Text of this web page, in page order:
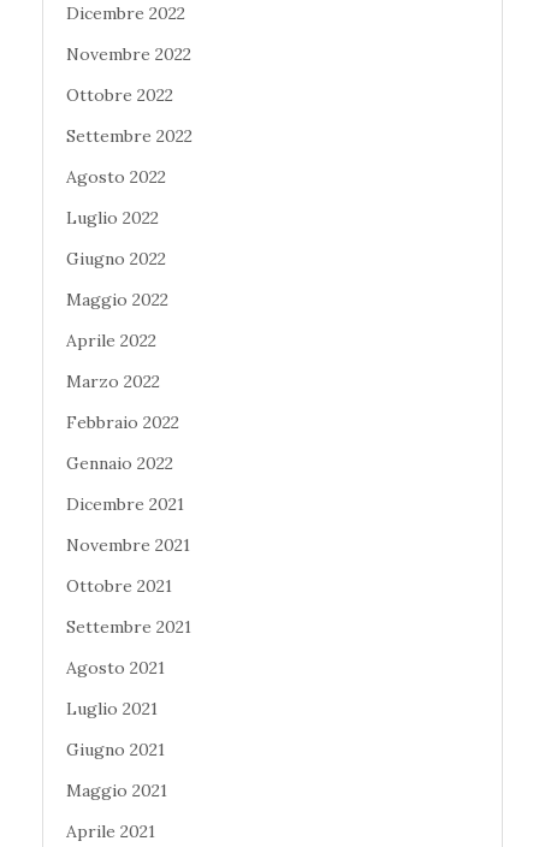
Dicembre 2022
Novembre 2022
Ottobre 2022
Settembre 2022
Agosto 2022
Luglio 2022
Giugno 2022
Maggio 2022
Aprile 2022
Marzo 2022
Febbraio 2022
Gennaio 2022
Dicembre 2021
Novembre 2021
Ottobre 2021
Settembre 2021
Agosto 2021
Luglio 2021
Giugno 2021
Maggio 2021
Aprile 2021